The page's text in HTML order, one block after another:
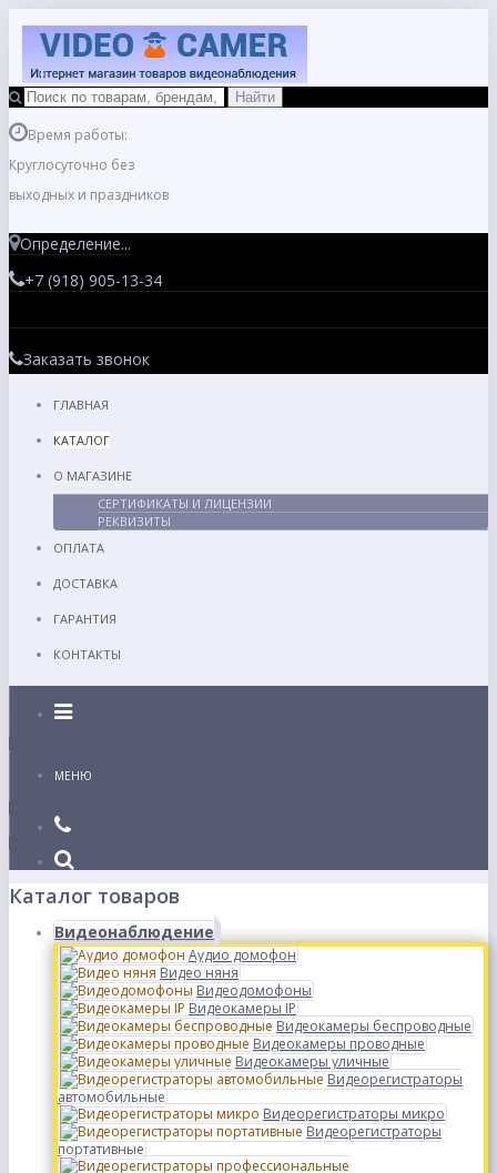
Время работы:
Круглосуточно без
выходных и праздников
Определение...
+7 (918) 905-13-34
Заказать звонок
ГЛАВНАЯ
КАТАЛОГ
О МАГАЗИНЕ
СЕРТИФИКАТЫ И ЛИЦЕНЗИИ
РЕКВИЗИТЫ
ОПЛАТА
ДОСТАВКА
ГАРАНТИЯ
КОНТАКТЫ
Каталог
МЕНЮ
Каталог товаров
Видеонаблюдение
Аудио домофон
Видео няня
Видеодомофоны
Видеокамеры IP
Видеокамеры беспроводные
Видеокамеры проводные
Видеокамеры уличные
Видеорегистраторы
автомобильные
Видеорегистраторы микро
Видеорегистраторы
портативные